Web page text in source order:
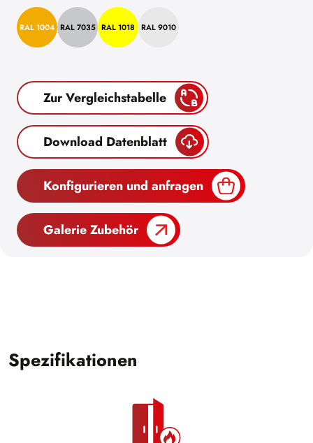
RAL 1004 RAL 7035 RAL 1018 RAL 9010
Zur Vergleichstabelle
Download Datenblatt
Konfigurieren und anfragen
Galerie Zubehör
Spezifikationen